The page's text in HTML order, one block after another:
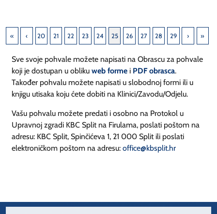
20 21 22 23 24 25 26 27 28 29
Sve svoje pohvale možete napisati na Obrascu za pohvale
koji je dostupan u obliku web forme i PDF obrasca.
Također pohvalu možete napisati u slobodnoj formi ili u
knjigu utisaka koju ćete dobiti na Klinici/Zavodu/Odjelu.
Vašu pohvalu možete predati i osobno na Protokol u
Upravnoj zgradi KBC Split na Firulama, poslati poštom na
adresu: KBC Split, Spinčićeva 1, 21 000 Split ili poslati
elektroničkom poštom na adresu: office@kbsplit.hr